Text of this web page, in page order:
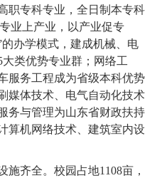
职专科专业，全日制本专科
业上产业，以产业促专
办学模式，建成机械、电
类优势专业群；网络工
服务工程成为省级本科优势
媒体技术、电气自动化技术
务与管理为山东省财政扶持
算机网络技术、建筑室内设
齐全。校园占地1108亩，